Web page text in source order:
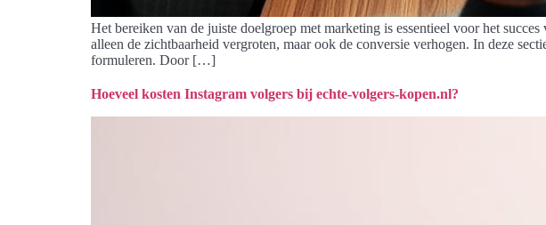
Het bereiken van de juiste doelgroep met marketing is essentieel voor het
alleen de zichtbaarheid vergroten, maar ook de conversie verhogen. In deze
formuleren. Door […]
Hoeveel kosten Instagram volgers bij echte-volgers-kopen.nl?